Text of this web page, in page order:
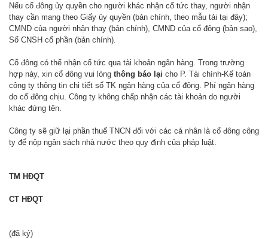
Nếu cổ đông ủy quyền cho người khác nhận cổ tức thay, người nhận
thay cần mang theo Giấy ủy quyền (bản chính, theo mẫu tải tại đây);
CMND của người nhận thay (bản chính), CMND của cổ đông (bản sao),
Sổ CNSH cổ phần (bản chính).
Cổ đông có thể nhận cổ tức qua tài khoản ngân hàng. Trong trường
hợp này, xin cổ đông vui lòng thông báo lại cho P. Tài chính-Kế toán
công ty thông tin chi tiết số TK ngân hàng của cổ đông. Phí ngân hàng
do cổ đông chịu. Công ty không chấp nhận các tài khoản do người
khác đứng tên.
Công ty sẽ giữ lại phần thuế TNCN đối với các cá nhân là cổ đông công
ty để nộp ngân sách nhà nước theo quy định của pháp luật.
TM HĐQT
CT HĐQT
(đã ký)